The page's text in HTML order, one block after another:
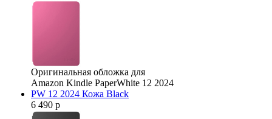
Оригинальная обложка для
Amazon Kindle PaperWhite 12 2024
PW 12 2024 Кожа Black
6 490 р